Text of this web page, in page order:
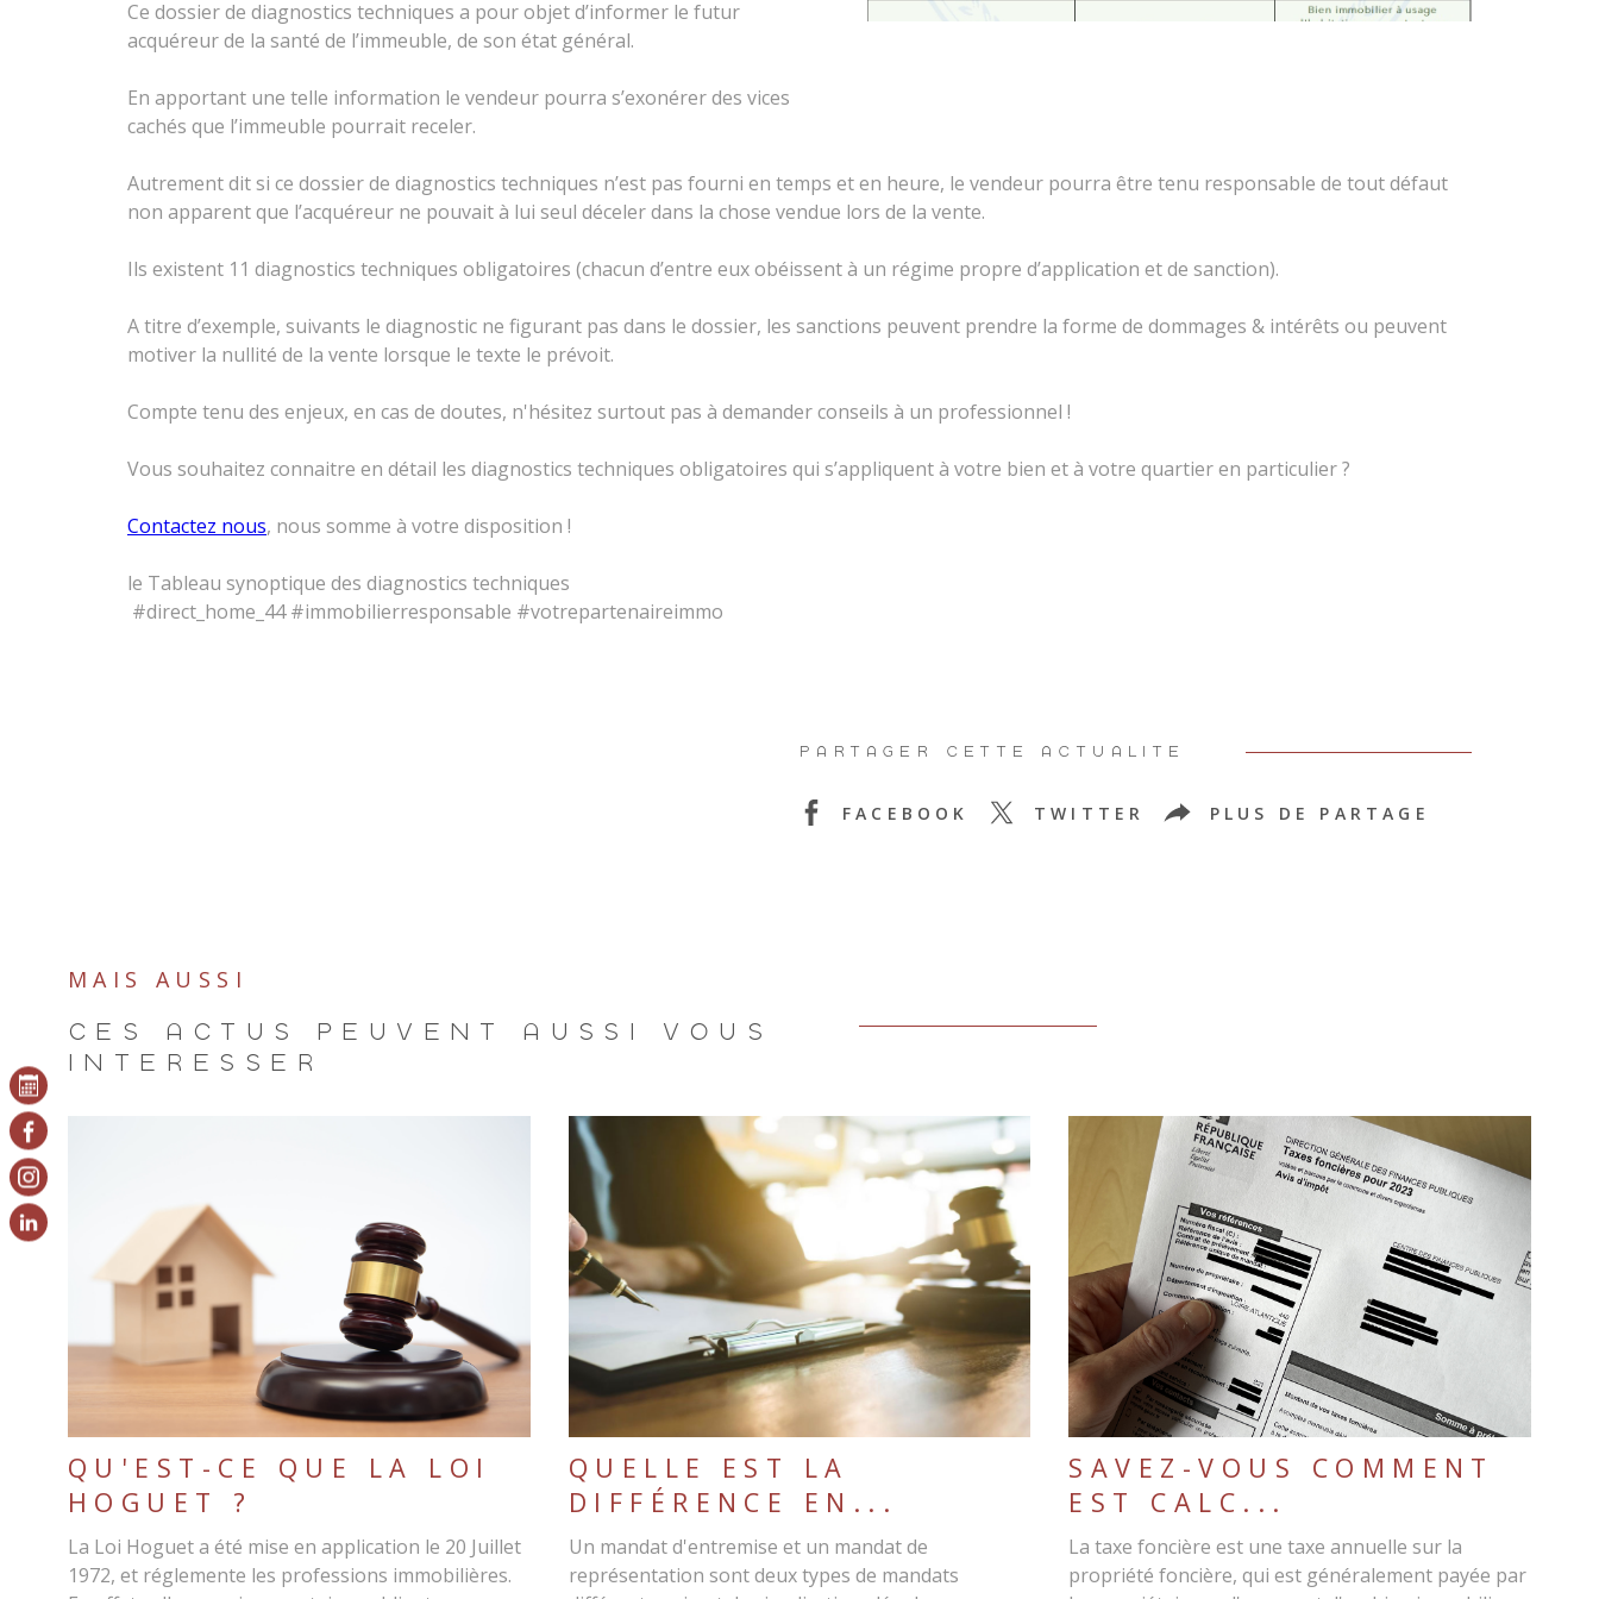
Ce dossier de diagnostics techniques a pour objet d’informer le futur
acquéreur de la santé de l’immeuble, de son état général.
En apportant une telle information le vendeur pourra s’exonérer des vices
cachés que l’immeuble pourrait receler.
Autrement dit si ce dossier de diagnostics techniques n’est pas fourni en temps et en heure, le vendeur pourra être tenu responsable de tout défaut
non apparent que l’acquéreur ne pouvait à lui seul déceler dans la chose vendue lors de la vente.
Ils existent 11 diagnostics techniques obligatoires (chacun d’entre eux obéissent à un régime propre d’application et de sanction).
A titre d’exemple, suivants le diagnostic ne figurant pas dans le dossier, les sanctions peuvent prendre la forme de dommages & intérêts ou peuvent
motiver la nullité de la vente lorsque le texte le prévoit.
Compte tenu des enjeux, en cas de doutes, n'hésitez surtout pas à demander conseils à un professionnel !
Vous souhaitez connaitre en détail les diagnostics techniques obligatoires qui s’appliquent à votre bien et à votre quartier en particulier ?
Contactez nous, nous somme à votre disposition !
le Tableau synoptique des diagnostics techniques
#direct_home_44 #immobilierresponsable #votrepartenaireimmo
PARTAGER CETTE ACTUALITÉ
FACEBOOK TWITTER PLUS DE PARTAGE
MAIS AUSSI
CES ACTUS PEUVENT AUSSI VOUS
INTÉRESSER
QU'EST-CE QUE LA LOI
HOGUET ?
La Loi Hoguet a été mise en application le 20 Juillet
1972, et réglemente les professions immobilières.
LIRE L'ARTICLE
QUELLE EST LA
DIFFÉRENCE EN...
Un mandat d'entremise et un mandat de
représentation sont deux types de mandats
LIRE L'ARTICLE
SAVEZ-VOUS COMMENT
EST CALC...
La taxe foncière est une taxe annuelle sur la
propriété foncière, qui est généralement payée par
LIRE L'ARTICLE